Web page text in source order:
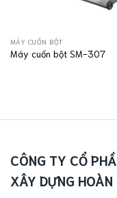
MÁY CUỐN BỘT
Máy cuốn bột SM-307
CÔNG TY CỔ
XÂY DỰNG